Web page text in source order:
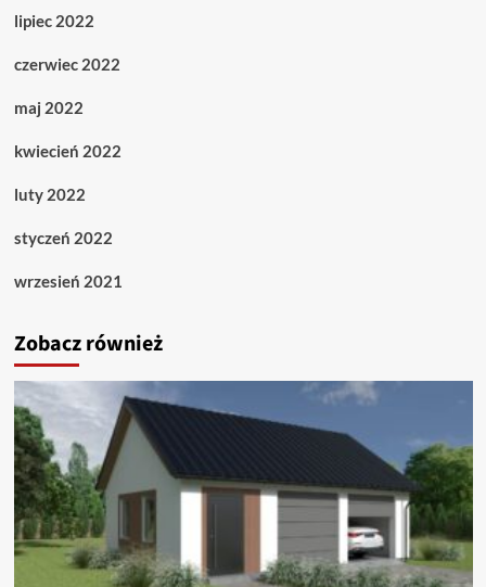
lipiec 2022
czerwiec 2022
maj 2022
kwiecień 2022
luty 2022
styczeń 2022
wrzesień 2021
Zobacz również